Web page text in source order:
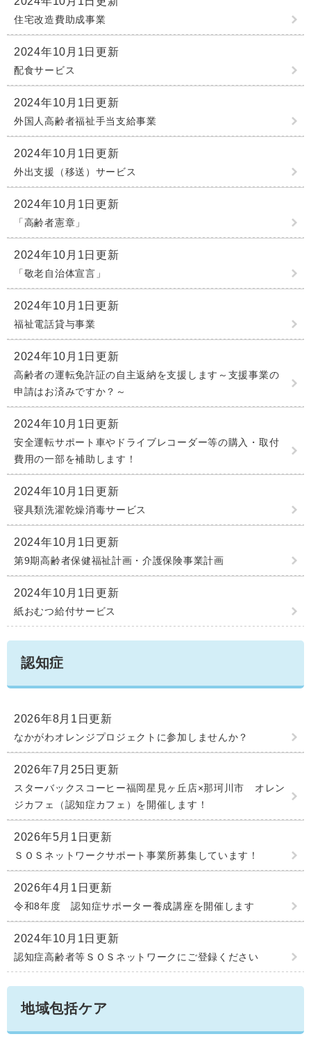
住宅改造費助成事業
2024年10月1日更新
配食サービス
2024年10月1日更新
外国人高齢者福祉手当支給事業
2024年10月1日更新
外出支援（移送）サービス
2024年10月1日更新
「高齢者憲章」
2024年10月1日更新
「敬老自治体宣言」
2024年10月1日更新
福祉電話貸与事業
2024年10月1日更新
高齢者の運転免許証の自主返納を支援します～支援事業の
申請はお済みですか？～
2024年10月1日更新
安全運転サポート車やドライブレコーダー等の購入・取付
費用の一部を補助します！
2024年10月1日更新
寝具類洗濯乾燥消毒サービス
2024年10月1日更新
第9期高齢者保健福祉計画・介護保険事業計画
2024年10月1日更新
紙おむつ給付サービス
認知症
2026年8月1日更新
なかがわオレンジプロジェクトに参加しませんか？
2026年7月25日更新
スターバックスコーヒー福岡星見ヶ丘店×那珂川市 オレン
ジカフェ（認知症カフェ）を開催します！
2026年5月1日更新
ＳＯＳネットワークサポート事業所募集しています！
2026年4月1日更新
令和8年度 認知症サポーター養成講座を開催します
2024年10月1日更新
認知症高齢者等ＳＯＳネットワークにご登録ください
地域包括ケア